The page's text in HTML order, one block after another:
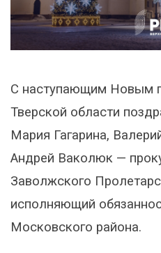
С наступающим Новым
Тверской области
Мария Гагарина,
Андрей Ваколюк —
Заволжского
исполняющий
Московского района.